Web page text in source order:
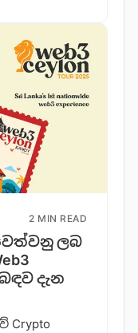
2 MIN READ
පවත්වනු ලබ​
දැන
Crypto